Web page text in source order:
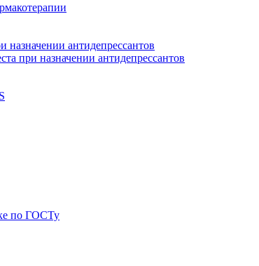
назначении антидепрессантов
при назначении антидепрессантов
по ГОСТу